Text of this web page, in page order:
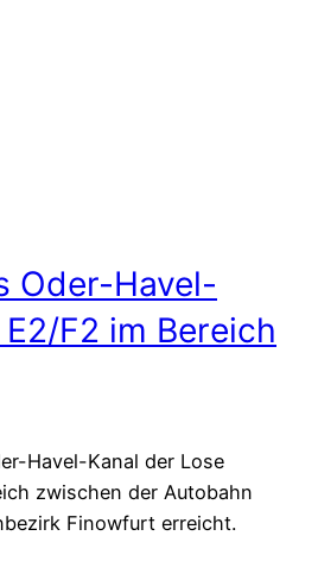
Oder-Havel-
F2 im Bereich
Havel-Kanal der Lose
zwischen der Autobahn
Finowfurt erreicht.